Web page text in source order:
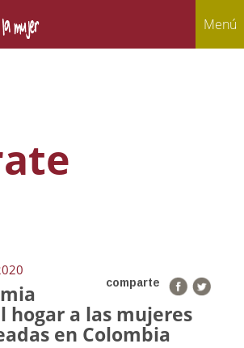
Menú
comparte
hogar a las mujeres
en Colombia